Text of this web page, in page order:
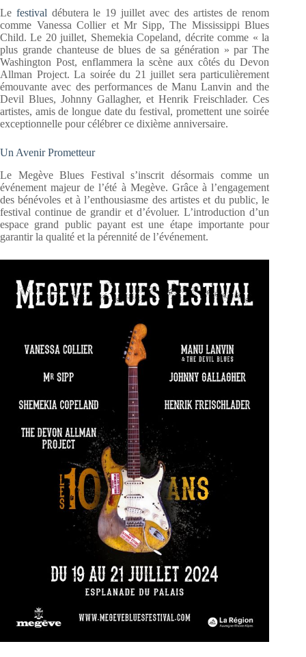
Le festival débutera le 19 juillet avec des artistes de renom
comme Vanessa Collier et Mr Sipp, The Mississippi Blues
Child. Le 20 juillet, Shemekia Copeland, décrite comme « la
plus grande chanteuse de blues de sa génération » par The
Washington Post, enflammera la scène aux côtés du Devon
Allman Project. La soirée du 21 juillet sera particulièrement
émouvante avec des performances de Manu Lanvin and the
Devil Blues, Johnny Gallagher, et Henrik Freischlader. Ces
artistes, amis de longue date du festival, promettent une soirée
exceptionnelle pour célébrer ce dixième anniversaire.
Un Avenir Prometteur
Le Megève Blues Festival s’inscrit désormais comme un
événement majeur de l’été à Megève. Grâce à l’engagement
des bénévoles et à l’enthousiasme des artistes et du public, le
festival continue de grandir et d’évoluer. L’introduction d’un
espace grand public payant est une étape importante pour
garantir la qualité et la pérennité de l’événement.